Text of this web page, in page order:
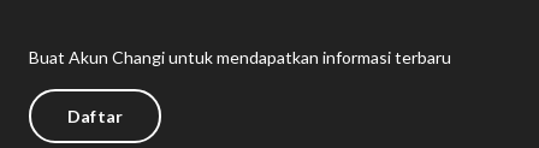
Buat Akun Changi untuk mendapatkan informasi terbaru
Daftar